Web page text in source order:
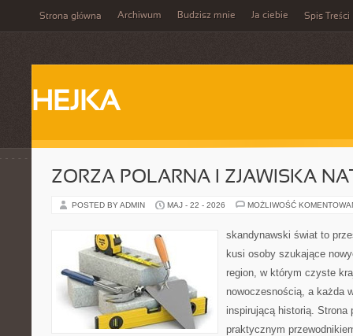
Strona główna Archiwum Budzisz mnie Ja ciebie Spis Treści
HEJKA
ZORZA POLARNA I ZJAWISKA
POSTED BY ADMIN MAJ - 22 - 2026 MOŻLIWOŚĆ
skandynawski świat to
kusi osoby szukające
region, w którym czyste
nowoczesnością, a każda
inspirującą historią.
praktycznym